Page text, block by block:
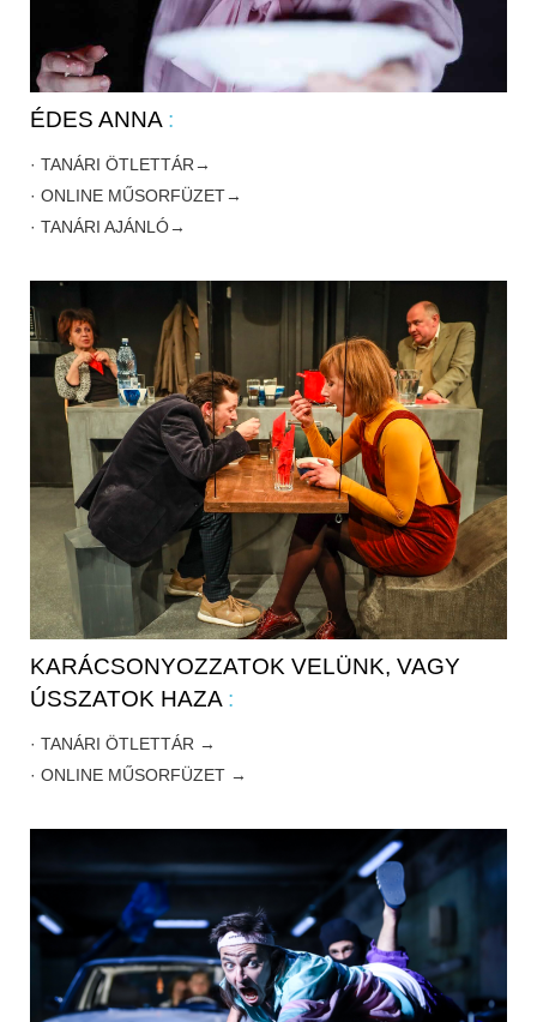
ÉDES ANNA :
· TANÁRI ÖTLETTÁR→
· ONLINE MŰSORFÜZET→
· TANÁRI AJÁNLÓ→
KARÁCSONYOZZATOK VELÜNK, VAGY
ÚSSZATOK HAZA :
· TANÁRI ÖTLETTÁR →
· ONLINE MŰSORFÜZET →